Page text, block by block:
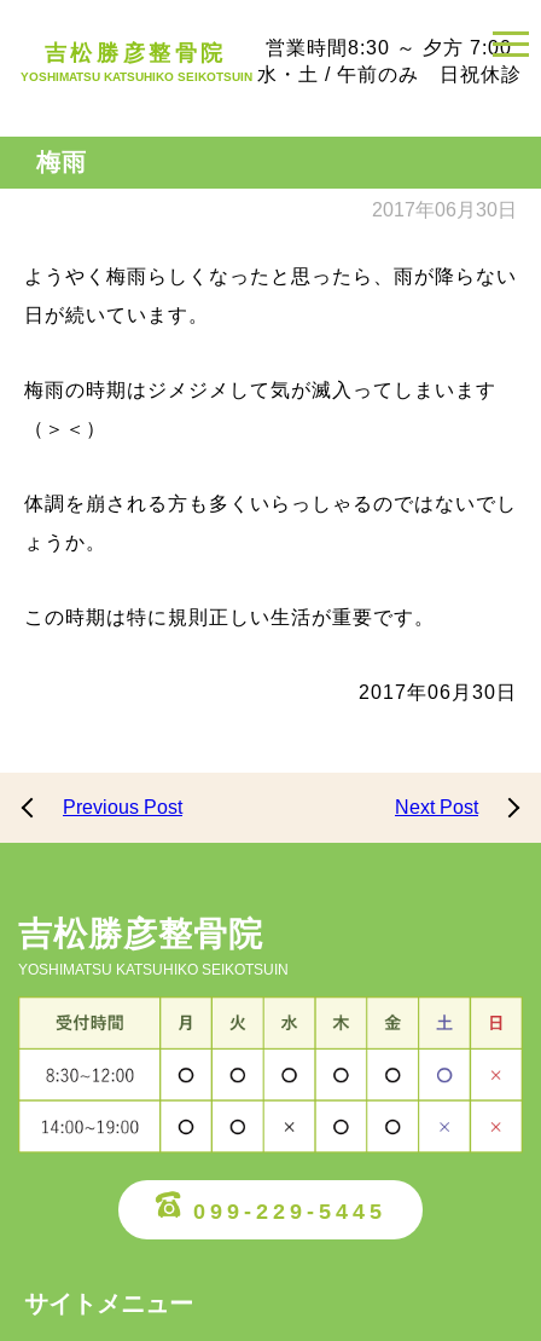
吉松勝彦整骨院
YOSHIMATSU KATSUHIKO SEIKOTSUIN
営業時間8:30 ～ 夕方 7:00
水・土 / 午前のみ 日祝休診
梅雨
2017年06月30日
ようやく梅雨らしくなったと思ったら、雨が降らない
日が続いています。
梅雨の時期はジメジメして気が滅入ってしまいます
（＞＜）
体調を崩される方も多くいらっしゃるのではないでし
ょうか。
この時期は特に規則正しい生活が重要です。
2017年06月30日
Previous Post Next Post
吉松勝彦整骨院
YOSHIMATSU KATSUHIKO SEIKOTSUIN
099-229-5445
サイトメニュー